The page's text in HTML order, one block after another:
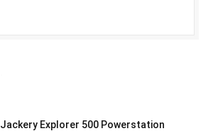
Jackery Explorer 500 Powerstation